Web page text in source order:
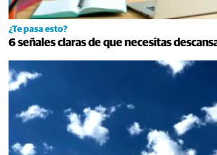
¿Te pasa esto?
6 señales claras de que necesitas